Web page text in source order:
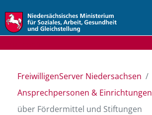
FreiwilligenServer Niedersachsen
Ansprechpersonen & Einrichtungen
über Fördermittel und Stiftungen